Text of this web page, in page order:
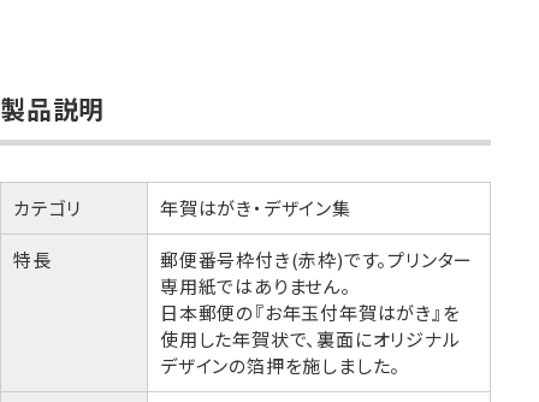
製品説明
カテゴリ 年賀はがき・デザイン集
特長
郵便番号枠付き(赤枠)です。プリンター
専用紙ではありません。
日本郵便の『お年玉付年賀はがき』を
使用した年賀状で、裏面にオリジナル
デザインの箔押を施しました。